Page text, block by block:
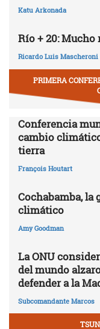
Katu Arkonada
Río + 20: Mucho
Ricardo Luis Mascheroni
PRIMERA
Conferencia
cambio
tierra
François Houtart
Cochabamba, la
climático
Amy Goodman
La ONU
del mundo
defender a la
Subcomandante Marcos